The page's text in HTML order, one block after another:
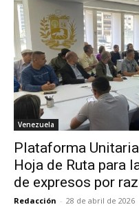
Venezuela
Plataforma
Hoja de Ruta para
de expresos por
Redacción - 28 de abril de 2026